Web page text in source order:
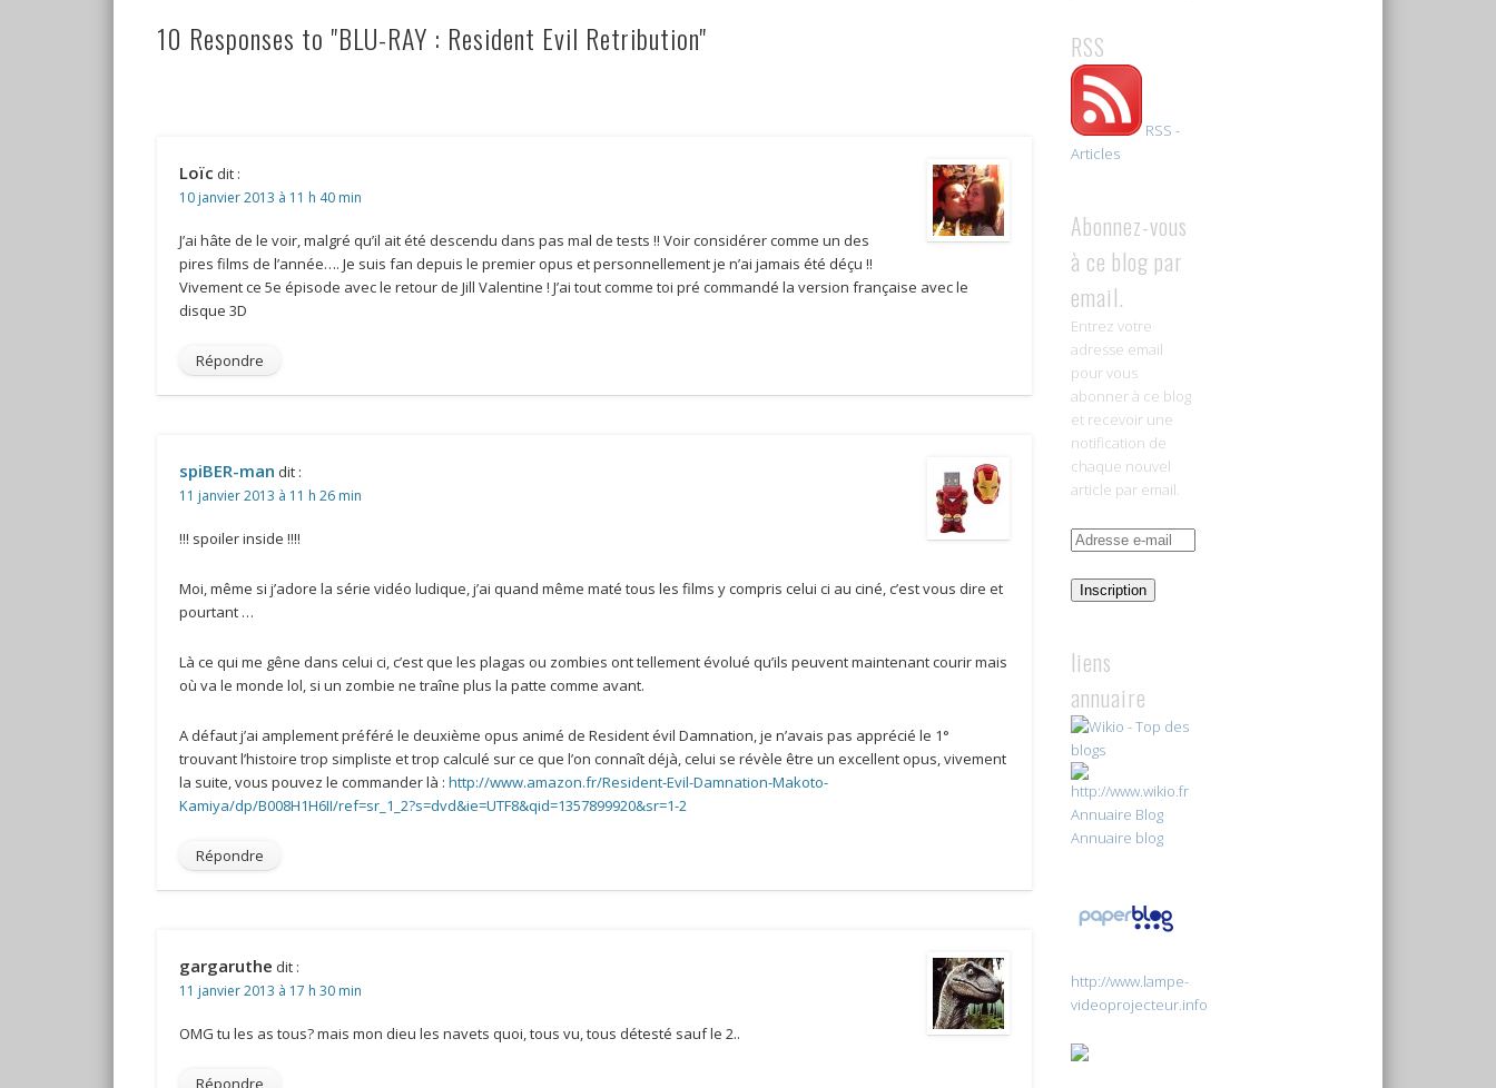
10 Responses to "BLU-RAY : Resident Evil Retribution"
Loïc dit :
10 janvier 2013 à 11 h 40 min
J’ai hâte de le voir, malgré qu’il ait été descendu dans pas mal de tests !! Voir considérer comme un des
pires films de l’année…. Je suis fan depuis le premier opus et personnellement je n’ai jamais été déçu !!
Vivement ce 5e épisode avec le retour de Jill Valentine ! J’ai tout comme toi pré commandé la version française avec le
disque 3D
Répondre
spiBER-man dit :
11 janvier 2013 à 11 h 26 min
!!! spoiler inside !!!!
Moi, même si j’adore la série vidéo ludique, j’ai quand même maté tous les films y compris celui ci au ciné, c’est vous dire et
pourtant …
Là ce qui me gêne dans celui ci, c’est que les plagas ou zombies ont tellement évolué qu’ils peuvent maintenant courir mais
où va le monde lol, si un zombie ne traîne plus la patte comme avant.
A défaut j’ai amplement préféré le deuxième opus animé de Resident évil Damnation, je n’avais pas apprécié le 1°
trouvant l’histoire trop simpliste et trop calculé sur ce que l’on connaît déjà, celui se révèle être un excellent opus, vivement
la suite, vous pouvez le commander là : http://www.amazon.fr/Resident-Evil-Damnation-Makoto-
Kamiya/dp/B008H1H6II/ref=sr_1_2?s=dvd&ie=UTF8&qid=1357899920&sr=1-2
Répondre
gargaruthe dit :
11 janvier 2013 à 17 h 30 min
OMG tu les as tous? mais mon dieu les navets quoi, tous vu, tous détesté sauf le 2..
Répondre
RSS
RSS -
Articles
Abonnez-vous
à ce blog par
email.
Entrez votre
adresse email
pour vous
abonner à ce blog
et recevoir une
notification de
chaque nouvel
article par email.
Adresse
mailInscription
liens
annuaire
Annuaire Blog
Annuaire blog
http://www.lampe-
videoprojecteur.info